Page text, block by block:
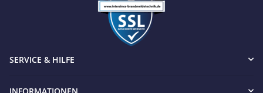
SERVICE & HILFE